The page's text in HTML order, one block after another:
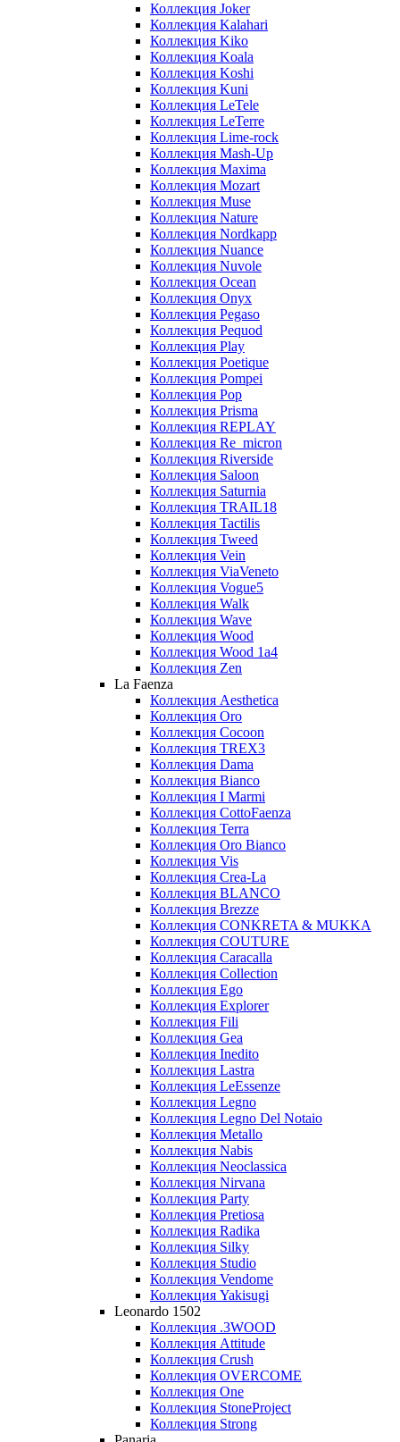
Коллекция Joker
Коллекция Kalahari
Коллекция Kiko
Коллекция Koala
Коллекция Koshi
Коллекция Kuni
Коллекция LeTele
Коллекция LeTerre
Коллекция Lime-rock
Коллекция Mash-Up
Коллекция Maxima
Коллекция Mozart
Коллекция Muse
Коллекция Nature
Коллекция Nordkapp
Коллекция Nuance
Коллекция Nuvole
Коллекция Ocean
Коллекция Onyx
Коллекция Pegaso
Коллекция Pequod
Коллекция Play
Коллекция Poetique
Коллекция Pompei
Коллекция Pop
Коллекция Prisma
Коллекция REPLAY
Коллекция Re_micron
Коллекция Riverside
Коллекция Saloon
Коллекция Saturnia
Коллекция TRAIL18
Коллекция Tactilis
Коллекция Tweed
Коллекция Vein
Коллекция ViaVeneto
Коллекция Vogue5
Коллекция Walk
Коллекция Wave
Коллекция Wood
Коллекция Wood 1a4
Коллекция Zen
La Faenza
Коллекция Aesthetica
Коллекция Oro
Коллекция Cocoon
Коллекция TREX3
Коллекция Dama
Коллекция Bianco
Коллекция I Marmi
Коллекция CottoFaenza
Коллекция Terra
Коллекция Oro Bianco
Коллекция Vis
Коллекция Crea-La
Коллекция BLANCO
Коллекция Brezze
Коллекция CONKRETA & MUKKA
Коллекция COUTURE
Коллекция Caracalla
Коллекция Collection
Коллекция Ego
Коллекция Explorer
Коллекция Fili
Коллекция Gea
Коллекция Inedito
Коллекция Lastra
Коллекция LeEssenze
Коллекция Legno
Коллекция Legno Del Notaio
Коллекция Metallo
Коллекция Nabis
Коллекция Neoclassica
Коллекция Nirvana
Коллекция Party
Коллекция Pretiosa
Коллекция Radika
Коллекция Silky
Коллекция Studio
Коллекция Vendome
Коллекция Yakisugi
Leonardo 1502
Коллекция .3WOOD
Коллекция Attitude
Коллекция Crush
Коллекция OVERCOME
Коллекция One
Коллекция StoneProject
Коллекция Strong